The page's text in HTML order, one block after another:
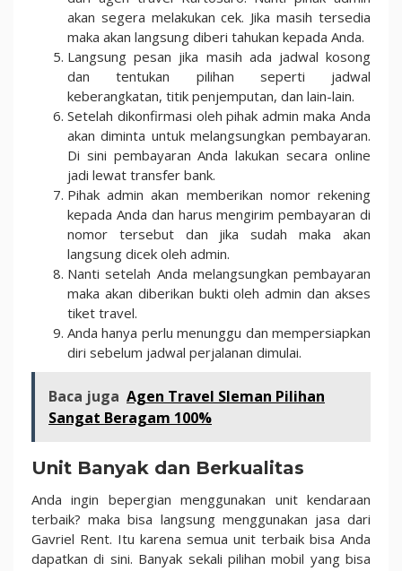
akan segera melakukan cek. Jika masih tersedia
maka akan langsung diberi tahukan kepada Anda.
Langsung pesan jika masih ada jadwal kosong
dan tentukan pilihan seperti jadwal
keberangkatan, titik penjemputan, dan lain-lain.
Setelah dikonfirmasi oleh pihak admin maka Anda
akan diminta untuk melangsungkan pembayaran.
Di sini pembayaran Anda lakukan secara online
jadi lewat transfer bank.
Pihak admin akan memberikan nomor rekening
kepada Anda dan harus mengirim pembayaran di
nomor tersebut dan jika sudah maka akan
langsung dicek oleh admin.
Nanti setelah Anda melangsungkan pembayaran
maka akan diberikan bukti oleh admin dan akses
tiket travel.
Anda hanya perlu menunggu dan mempersiapkan
diri sebelum jadwal perjalanan dimulai.
Baca juga Agen Travel Sleman Pilihan
Sangat Beragam 100%
Unit Banyak dan Berkualitas
Anda ingin bepergian menggunakan unit kendaraan
terbaik? maka bisa langsung menggunakan jasa dari
Gavriel Rent. Itu karena semua unit terbaik bisa Anda
dapatkan di sini. Banyak sekali pilihan mobil yang bisa